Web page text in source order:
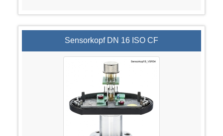
Sensorkopf DN 16 ISO CF